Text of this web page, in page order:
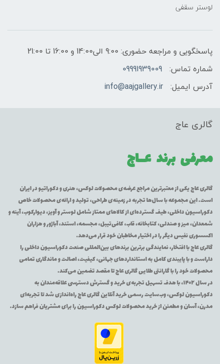
لوستر سقفی
پاسخگویی و مراجعه حضوری: 9:00 الی14:00 و 16:00 تا 21:00
شماره تماس:
09991939009
آدرس ایمیل:
info@aajgallery.ir
گالری عاج
معرفی برند عــاج
گالری عاج یکی از معتبرترین مراجع عرضه‌ی محصولات لوکس، هنری و دکوراتیو در ایران
است. این مجموعه با سال‌ها تجربه در زمینه‌ی طراحی، تولید و ارائه‌ی محصولات خاص
دکوراسیون داخلی، طیف گسترده‌ای از کالاهای ممتاز شامل لوستر و آویز، دیوارکوب، آینه و
شمعدان، میز و صندلی، کتابخانه، قاب، کافی‌تیبل، مجسمه، استند، آباژور و هزاران
اکسسوری نفیس دیگر را در اختیار مخاطبان خود قرار می‌دهد.
گالری عاج با افتخار، نمایندگی برترین برندهای بین‌المللی صنعت دکوراسیون داخلی را
داراست و با پایبندی کامل به استانداردهای جهانی، کیفیت، اصالت و ماندگاری تمامی
محصولات خود را با گارانتی طلایی گالری عاج تا مقصد تضمین می‌کند.
در سال ۱۴۰۲، با هدف تسهیل تجربه‌ی خرید و گسترش دسترسی علاقه‌مندان به
دکوراسیون لوکس، وب‌سایت رسمی خرید آنلاین گالری عاج راه‌اندازی شد تا تجربه‌ای
مدرن، آسان و مطمئن از خرید محصولات لوکس دکوراسیون را برای مشتریان فراهم سازد.